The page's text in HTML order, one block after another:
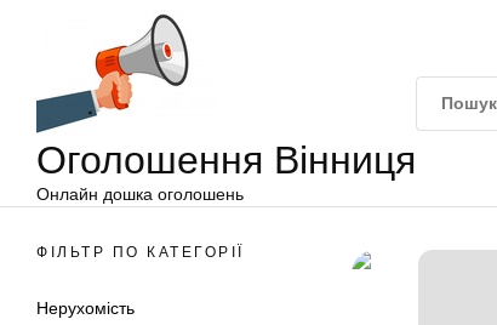
Оголошення Вінниця
Онлайн дошка оголошень
ФІЛЬТР ПО КАТЕГОРІЇ
Нерухомість